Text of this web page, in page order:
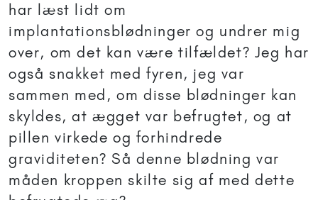
har læst lidt om
implantationsblødninger og undrer mig
over, om det kan være tilfældet? Jeg har
også snakket med fyren, jeg var
sammen med, om disse blødninger kan
skyldes, at ægget var befrugtet, og at
pillen virkede og forhindrede
graviditeten? Så denne blødning var
måden kroppen skilte sig af med dette